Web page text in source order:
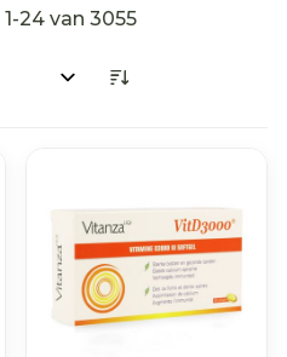
1-24van 3055